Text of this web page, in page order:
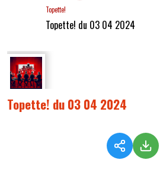
Topette!
Topette! du 03 04 2024
Topette! du 03 04 2024